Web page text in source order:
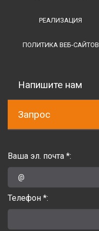
РЕАЛИЗАЦИЯ
ПОЛИТИКА ВЕБ-САЙТОВ
Напишите нам
Запрос
Ваша эл. почта *:
Телефон *: